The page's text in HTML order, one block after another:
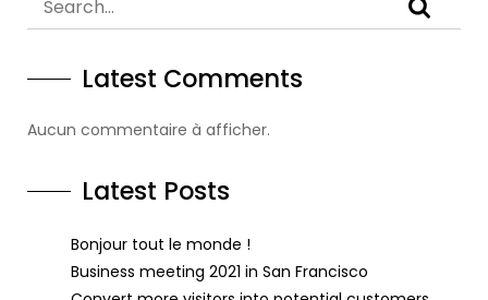
Latest Comments
Aucun commentaire à afficher.
Latest Posts
Bonjour tout le monde !
Business meeting 2021 in San Francisco